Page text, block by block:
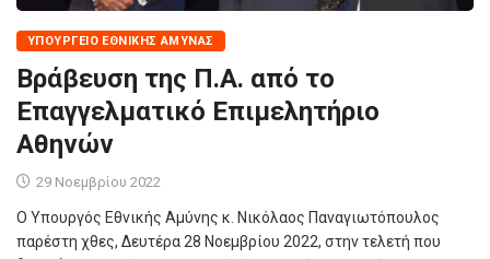
ΥΠΟΥΡΓΕΊΟ ΕΘΝΙΚΉΣ ΆΜΥΝΑΣ
Βράβευση της Π.Α. από το
Επαγγελματικό Επιμελητήριο
Αθηνών
29 Νοεμβρίου 2022
Ο Υπουργός Εθνικής Αμύνης κ. Νικόλαος Παναγιωτόπουλος
παρέστη χθες, Δευτέρα 28 Νοεμβρίου 2022, στην τελετή που